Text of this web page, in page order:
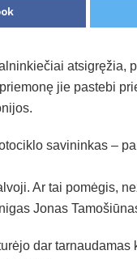
atsigręžia,
jie pastebi
savininkas –
Ar tai pomėgis,
Jonas
dar